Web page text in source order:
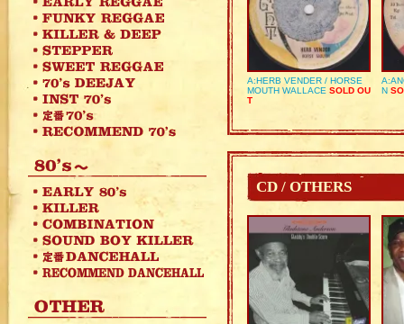
A:HERB VENDER / HORSE
MOUTH WALLACE SOLD OU
T
N
CD / OTHERS